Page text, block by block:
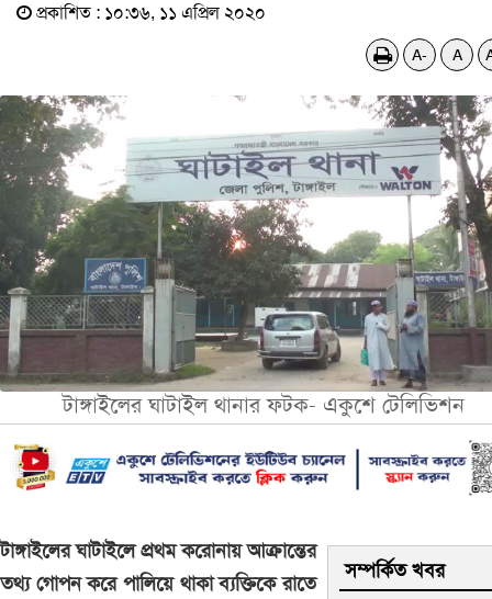
প্রকাশিত : ১০:৩৬, ১১ এপ্রিল ২০২০
A- A
টাঙ্গাইলের ঘাটাইল থানার ফটক- একুশে টেলিভিশন
সম্পর্কিত খবর
টাঙ্গাইলের ঘাটাইলে প্রথম করোনায় আক্রান্তের
তথ্য গোপন করে পালিয়ে থাকা ব্যক্তিকে রাতে